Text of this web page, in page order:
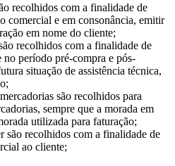
recolhidos com a finalidade de
comercial e em consonância, emitir
em nome do cliente;
recolhidos com a finalidade de
período pré-compra e pós-
situação de assistência técnica,
são recolhidos para
sempre que a morada em
utilizada para faturação;
são recolhidos com a finalidade de
ao cliente;